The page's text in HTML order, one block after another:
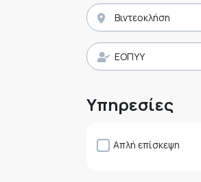
Βιντεοκλήση
ΕΟΠΥΥ
Υπηρεσίες
Απλή επίσκεψη